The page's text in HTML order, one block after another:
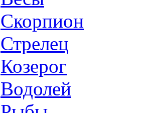
Скорпион
Стрелец
Козерог
Водолей